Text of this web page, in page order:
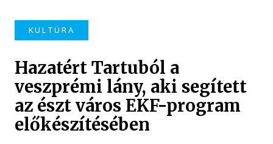
KULTÚRA
Hazatért Tartuból a
veszprémi lány, aki segített
az észt város EKF-program
előkészítésében